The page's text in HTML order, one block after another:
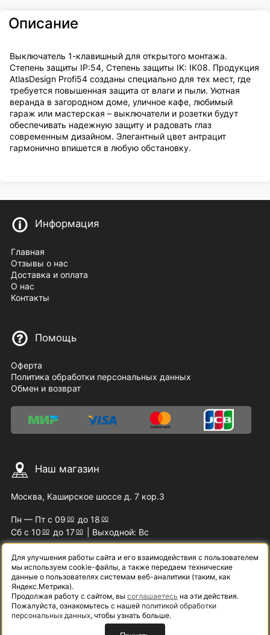
Описание
Выключатель 1-клавишный для открытого монтажа.
Степень защиты IP:54, Степень защиты IK: IK08. Продукция
AtlasDesign Profi54 созданы специально для тех мест, где
требуется повышенная защита от влаги и пыли. Уютная
веранда в загородном доме, уличное кафе, любимый
гараж или мастерская – выключатели и розетки будут
обеспечивать надежную защиту и радовать глаз
современным дизайном. Элегантный цвет антрацит
гармонично впишется в любую обстановку.
Информация
Главная
Отзывы о нас
Доставка и оплата
О нас
Контакты
Помощь
Оферта
Политика обработки персональных данных
Обмен и возврат
Наш магазин
Москва, Каширское шоссе д. 7 кор.3
Пн — Пт с 09 00 до 18 00
Сб с 10 00 до 1700 | Выходной: Вс
Наши контакты
8 (800) 200-09-07
info@samelectro.ru
Для улучшения работы сайта и его взаимодействия с пользователем
мы используем cookie-файлы, а также передаем технические
данные о пользователях системам веб-аналитики (таким, как
Яндекс.Метрика).
Продолжая работу с сайтом, вы соглашаетесь на эти действия.
Пожалуйста, ознакомьтесь с нашей политикой обработки
персональных данных, чтобы узнать больше.